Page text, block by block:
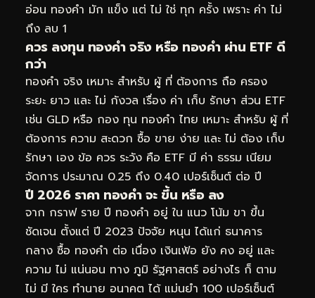
อ่อน ทองคำ มัก แข็ง แต่ ไม่ ใช่ ทุก ครั้ง เพราะ ค่า ไม่
ถึง ลบ 1
ควร ลงทุน ทองคำ จริง หรือ ทองคำ ผ่าน ETF ดี
กว่า
ทองคำ จริง เหมาะ สำหรับ ผู้ ที่ ต้องการ ถือ ครอง
ระยะ ยาว และ ไม่ กังวล เรื่อง ค่า เก็บ รักษา ส่วน ETF
เช่น GLD หรือ กอง ทุน ทองคำ ไทย เหมาะ สำหรับ ผู้ ที่
ต้องการ ความ สะดวก ซื้อ ขาย ง่าย และ ไม่ ต้อง เก็บ
รักษา เอง ข้อ ควร ระวัง คือ ETF มี ค่า ธรรม เนียม
จัดการ ประมาณ 0.25 ถึง 0.40 เปอร์เซ็นต์ ต่อ ปี
ปี 2026 ราคา ทองคำ จะ ขึ้น หรือ ลง
จาก กราฟ ราย ปี ทองคำ อยู่ ใน แนว โน้ม ขา ขึ้น
ชัดเจน ตั้งแต่ ปี 2023 ปัจจัย หนุน ได้แก่ ธนาคาร
กลาง ซื้อ ทองคำ ต่อ เนื่อง เงินเฟ้อ ยัง คง อยู่ และ
ความ ไม่ แน่นอน ทาง ภูมิ รัฐศาสตร์ อย่างไร ก็ ตาม
ไม่ มี ใคร ทำนาย อนาคต ได้ แม่นยำ 100 เปอร์เซ็นต์